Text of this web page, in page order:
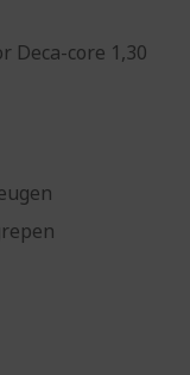
Deca-core 1,30